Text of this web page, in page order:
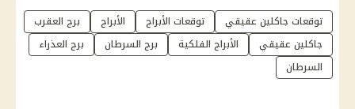
توقعات جاكلين عقيقي توقعات الأبراج الأبراج
برج العقرب
جاكلين عقيقي
الأبراج الفلكية برج السرطان
برج العذراء
السرطان